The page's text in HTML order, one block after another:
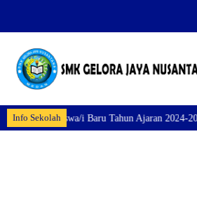
Info Sekolah
Siswa/i Baru Tahun Ajaran 2024-